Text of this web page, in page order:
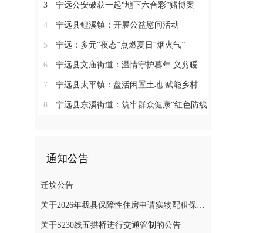
3 宁远公安破获一起“地下六合彩”赌博案
4 宁远县鲤溪镇：开展公益慰问活动
5 宁远：多元“夜态”点燃夏日“烟火气”
6 宁远县文庙街道：温情守护暮年 义剪暖润民心
7 宁远县太平镇：盘活闲置土地 赋能乡村振兴
8 宁远县东溪街道：筑牢群众健康“红色防线”
通知公告
迁坟公告
关于2026年我县保障性住房申请实物配租保障家庭的公示(第十一批)
关于S230线五拱桥进行交通管制的公告